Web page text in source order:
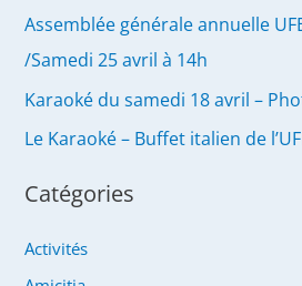
Assemblée générale annuelle
/Samedi 25 avril à 14h
Karaoké du samedi 18 avril –
Le Karaoké – Buffet italien de
Catégories
Activités